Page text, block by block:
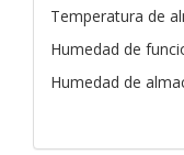
Temperatura de
Humedad de
Humedad de